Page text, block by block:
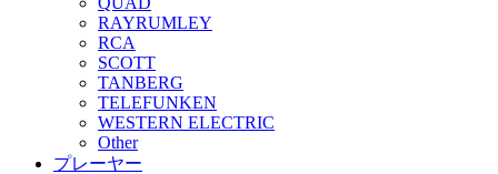
RAYRUMLEY
RCA
SCOTT
TANBERG
TELEFUNKEN
WESTERN ELECTRIC
Other
プレーヤー